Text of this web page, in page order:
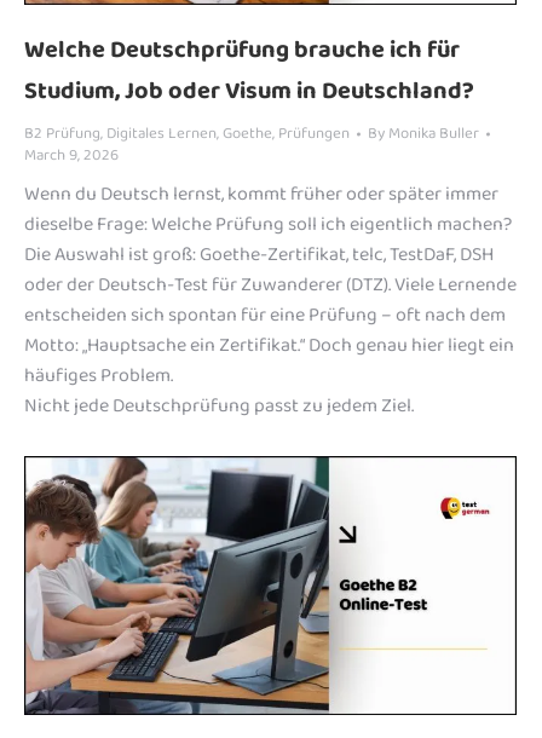
Welche Deutschprüfung brauche ich für
Studium, Job oder Visum in Deutschland?
B2 Prüfung,Digitales Lernen,Goethe,Prüfungen ByMonika Buller
March 9, 2026
Wenn du Deutsch lernst, kommt früher oder später immer
dieselbe Frage: Welche Prüfung soll ich eigentlich machen?
Die Auswahl ist groß: Goethe-Zertifikat, telc, TestDaF, DSH
oder der Deutsch-Test für Zuwanderer (DTZ). Viele Lernende
entscheiden sich spontan für eine Prüfung – oft nach dem
Motto: „Hauptsache ein Zertifikat.“ Doch genau hier liegt ein
häufiges Problem.
Nicht jede Deutschprüfung passt zu jedem Ziel.